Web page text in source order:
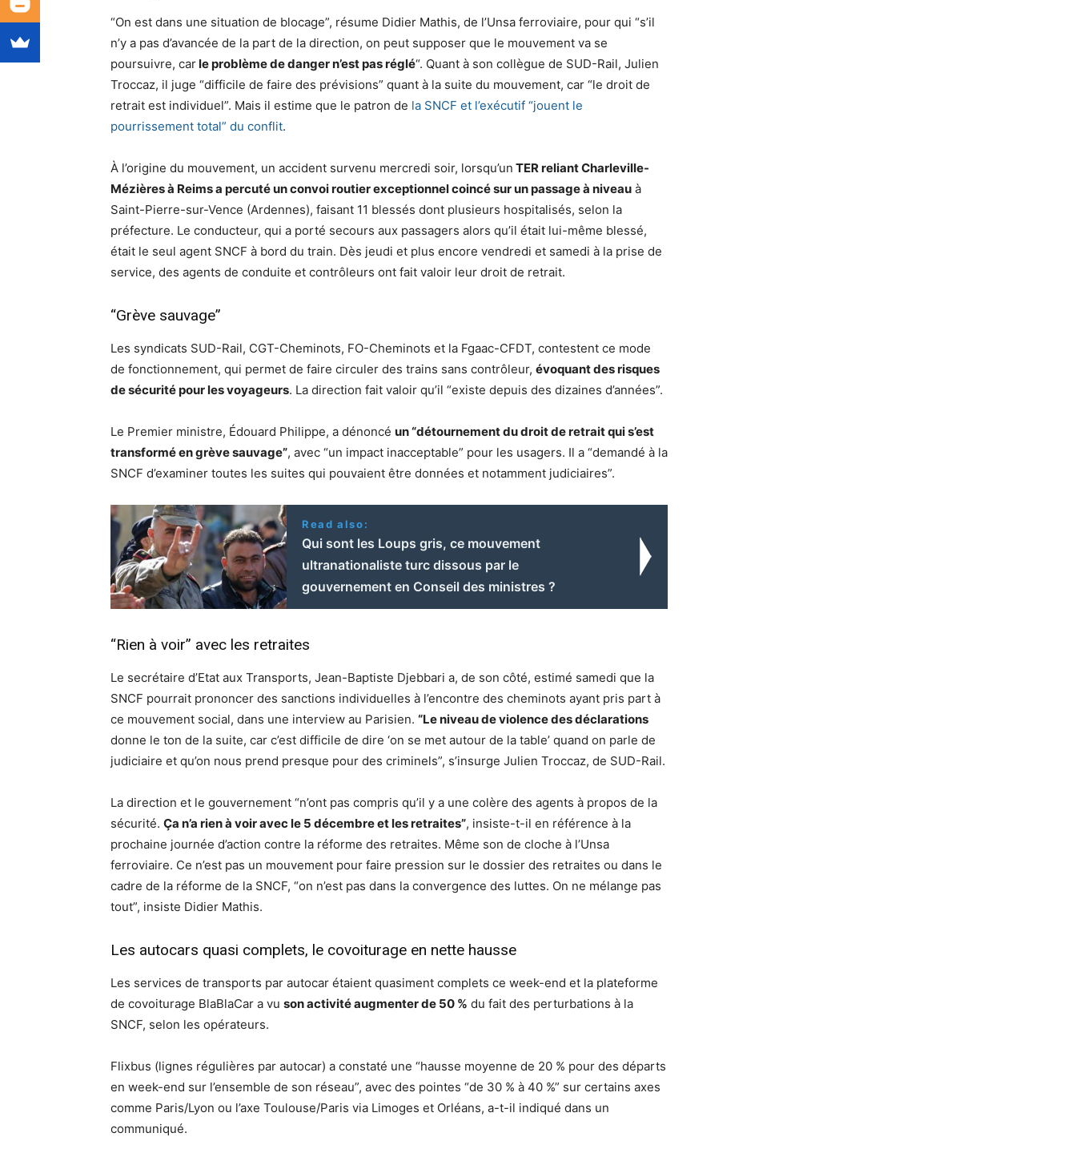
“On est dans une situation de blocage”, résume Didier Mathis, de l’Unsa ferroviaire, pour qui “s’il
n’y a pas d’avancée de la part de la direction, on peut supposer que le mouvement va se
poursuivre, carle problème de danger n’est pas réglé“. Quant à son collègue de SUD-Rail, Julien
Troccaz, il juge “difficile de faire des prévisions” quant à la suite du mouvement, car “le droit de
retrait est individuel”. Mais il estime que le patron de la SNCF et l’exécutif “jouent le
pourrissement total” du conflit.
À l’origine du mouvement, un accident survenu mercredi soir, lorsqu’un TER reliant Charleville-
Mézières à Reims a percuté un convoi routier exceptionnel coincé sur un passage à niveau à
Saint-Pierre-sur-Vence (Ardennes), faisant 11 blessés dont plusieurs hospitalisés, selon la
préfecture. Le conducteur, qui a porté secours aux passagers alors qu’il était lui-même blessé,
était le seul agent SNCF à bord du train. Dès jeudi et plus encore vendredi et samedi à la prise de
service, des agents de conduite et contrôleurs ont fait valoir leur droit de retrait.
“Grève sauvage”
Les syndicats SUD-Rail, CGT-Cheminots, FO-Cheminots et la Fgaac-CFDT, contestent ce mode
de fonctionnement, qui permet de faire circuler des trains sans contrôleur, évoquant des risques
de sécurité pour les voyageurs. La direction fait valoir qu’il “existe depuis des dizaines d’années”.
Le Premier ministre, Édouard Philippe, a dénoncé un “détournement du droit de retrait qui s’est
transformé en grève sauvage”, avec “un impact inacceptable” pour les usagers. Il a “demandé à la
SNCF d’examiner toutes les suites qui pouvaient être données et notamment judiciaires”.
Read also:
Qui sont les Loups gris, ce mouvement
ultranationaliste turc dissous par le
gouvernement en Conseil des ministres ?
“Rien à voir” avec les retraites
Le secrétaire d’Etat aux Transports, Jean-Baptiste Djebbari a, de son côté, estimé samedi que la
SNCF pourrait prononcer des sanctions individuelles à l’encontre des cheminots ayant pris part à
ce mouvement social, dans une interview au Parisien. “Le niveau de violence des déclarations
donne le ton de la suite, car c’est difficile de dire ‘on se met autour de la table’ quand on parle de
judiciaire et qu’on nous prend presque pour des criminels”, s’insurge Julien Troccaz, de SUD-Rail.
La direction et le gouvernement “n’ont pas compris qu’il y a une colère des agents à propos de la
sécurité. Ça n’a rien à voir avec le 5 décembre et les retraites”, insiste-t-il en référence à la
prochaine journée d’action contre la réforme des retraites. Même son de cloche à l’Unsa
ferroviaire. Ce n’est pas un mouvement pour faire pression sur le dossier des retraites ou dans le
cadre de la réforme de la SNCF, “on n’est pas dans la convergence des luttes. On ne mélange pas
tout”, insiste Didier Mathis.
Les autocars quasi complets, le covoiturage en nette hausse
Les services de transports par autocar étaient quasiment complets ce week-end et la plateforme
de covoiturage BlaBlaCar a vu son activité augmenter de 50 % du fait des perturbations à la
SNCF, selon les opérateurs.
Flixbus (lignes régulières par autocar) a constaté une “hausse moyenne de 20 % pour des départs
en week-end sur l’ensemble de son réseau”, avec des pointes “de 30 % à 40 %” sur certains axes
comme Paris/Lyon ou l’axe Toulouse/Paris via Limoges et Orléans, a-t-il indiqué dans un
communiqué.